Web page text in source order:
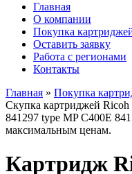
Главная
О компании
Покупка
Оставить заявку
Работа с регионами
Контакты
Главная » Покупка
Скупка картриджей Ricoh
841297 type MP C400E
максимальным ценам.
Картридж